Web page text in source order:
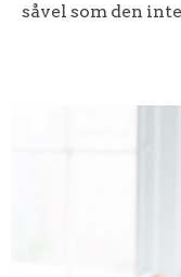
såvel som den